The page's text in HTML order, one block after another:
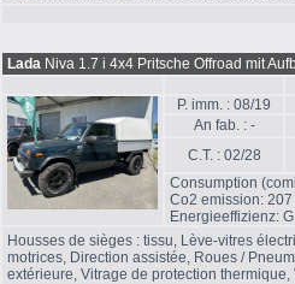
Lada Niva 1.7 i 4x4 Pritsche Offroad mit
P. imm. : 08/19
An fab. : -
C.T. : 02/28
Consumption
Co2 emission: 207
Energieeffizienz: G
Housses de sièges : tissu, Lève-vitres
motrices, Direction assistée, Roues /
extérieure, Vitrage de protection